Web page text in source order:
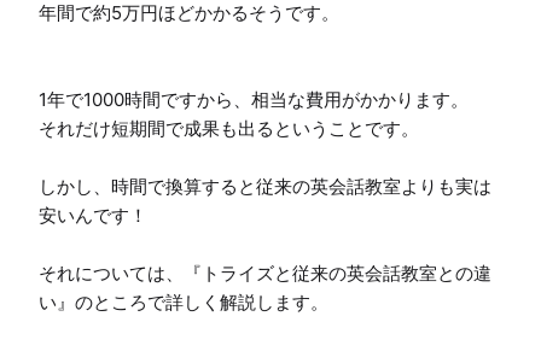
年間で約5万円ほどかかるそうです。
1年で1000時間ですから、相当な費用がかかります。
それだけ短期間で成果も出るということです。
しかし、時間で換算すると従来の英会話教室よりも実は
安いんです！
それについては、『トライズと従来の英会話教室との違
い』のところで詳しく解説します。